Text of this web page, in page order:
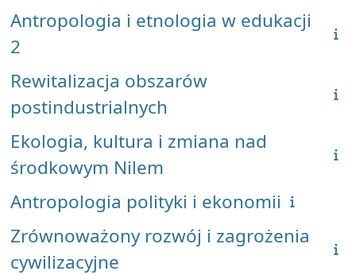
Antropologia i etnologia w edukacji
2
Rewitalizacja obszarów
postindustrialnych
Ekologia, kultura i zmiana nad
środkowym Nilem
Antropologia polityki i ekonomii
Zrównoważony rozwój i zagrożenia
cywilizacyjne